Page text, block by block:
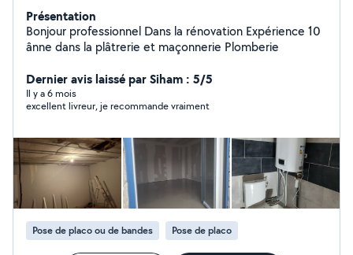
Présentation
Bonjour professionnel Dans la rénovation Expérience 10
ânne dans la plâtrerie et maçonnerie Plomberie
Dernier avis laissé par Siham : 5/5
Il y a 6 mois
excellent livreur, je recommande vraiment
Pose de placo ou de bandes Pose de placo